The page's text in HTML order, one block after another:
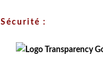
Sécurité :